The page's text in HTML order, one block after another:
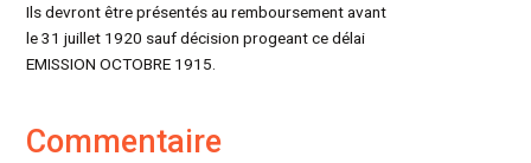
Ils devront être présentés au remboursement avant
le 31 juillet 1920 sauf décision progeant ce délai
EMISSION OCTOBRE 1915.
Commentaire